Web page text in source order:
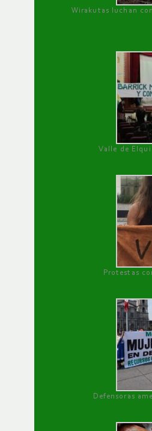
Wirakutas luchan
Valle de
Protestas
Defensoras